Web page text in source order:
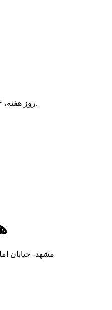
۷ روز هفته، ۲۴ ساعته پاسخگوی شما هستیم.
مشهد- خیابان